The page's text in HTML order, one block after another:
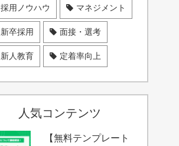
採用ノウハウ マネジメント
新卒採用 面接・選考
新人教育 定着率向上
人気コンテンツ
【無料テンプレート